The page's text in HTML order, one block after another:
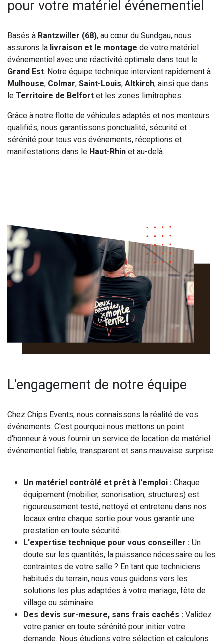
pour votre matériel événementiel
Basés à Rantzwiller (68), au cœur du Sundgau, nous
assurons la livraison et le montage de votre matériel
événementiel avec une réactivité optimale dans tout le
Grand Est. Notre équipe technique intervient rapidement à
Mulhouse, Colmar, Saint-Louis, Altkirch, ainsi que dans
le Territoire de Belfort et les zones limitrophes.
Grâce à notre flotte de véhicules adaptés et nos monteurs
qualifiés, nous garantissons ponctualité, sécurité et
sérénité pour tous vos événements, réceptions et
manifestations dans le Haut-Rhin et au-delà.
L'engagement de notre équipe
Chez Chips Events, nous connaissons la réalité de vos
événements. C'est pourquoi nous mettons un point
d'honneur à vous fournir un service de location de matériel
événementiel fiable, transparent et sans mauvaise surprise
:
Un matériel contrôlé et prêt à l'emploi : Chaque
équipement (mobilier, sonorisation, structures) est
rigoureusement testé, nettoyé et entretenu dans nos
locaux entre chaque sortie pour vous garantir une
prestation en toute sécurité.
L'expertise technique pour vous conseiller : Un
doute sur les quantités, la puissance nécessaire ou les
contraintes de votre salle ? En tant que techniciens
habitués du terrain, nous vous guidons vers les
solutions les plus adaptées à votre mariage, fête de
village ou séminaire.
Des devis sur-mesure, sans frais cachés : Validez
votre panier en toute sérénité pour initier votre
demande. Nous étudions votre sélection et calculons